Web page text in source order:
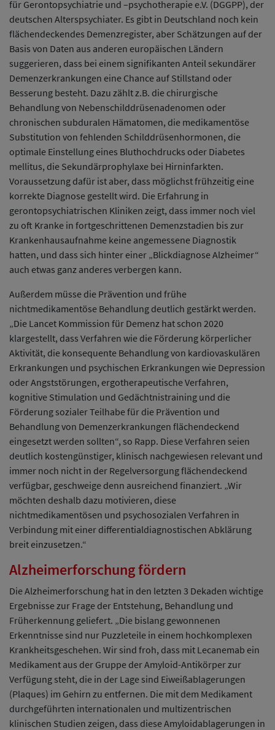
für Gerontopsychiatrie und –psychotherapie e.V. (DGGPP), der
deutschen Alterspsychiater. Es gibt in Deutschland noch kein
flächendeckendes Demenzregister, aber Schätzungen auf der
Basis von Daten aus anderen europäischen Ländern
suggerieren, dass bei einem signifikanten Anteil sekundärer
Demenzerkrankungen eine Chance auf Stillstand oder
Besserung besteht. Dazu zählt z.B. die chirurgische
Behandlung von Nebenschilddrüsenadenomen oder
chronischen subduralen Hämatomen, die medikamentöse
Substitution von fehlenden Schilddrüsenhormonen, die
optimale Einstellung eines Bluthochdrucks oder Diabetes
mellitus, die Sekundärprophylaxe bei Hirninfarkten.
Voraussetzung dafür ist aber, dass möglichst frühzeitig eine
korrekte Diagnose gestellt wird. Die Erfahrung in
gerontopsychiatrischen Kliniken zeigt, dass immer noch viel
zu oft Kranke in fortgeschrittenen Demenzstadien bis zur
Krankenhausaufnahme keine angemessene Diagnostik
hatten, und dass sich hinter einer „Blickdiagnose Alzheimer“
auch etwas ganz anderes verbergen kann.
Außerdem müsse die Prävention und frühe
nichtmedikamentöse Behandlung deutlich gestärkt werden.
„Die Lancet Kommission für Demenz hat schon 2020
klargestellt, dass Verfahren wie die Förderung körperlicher
Aktivität, die konsequente Behandlung von kardiovaskulären
Erkrankungen und psychischen Erkrankungen wie Depression
oder Angststörungen, ergotherapeutische Verfahren,
kognitive Stimulation und Gedächtnistraining und die
Förderung sozialer Teilhabe für die Prävention und
Behandlung von Demenzerkrankungen flächendeckend
eingesetzt werden sollten“, so Rapp. Diese Verfahren seien
deutlich kostengünstiger, klinisch nachgewiesen relevant und
immer noch nicht in der Regelversorgung flächendeckend
verfügbar, geschweige denn ausreichend finanziert. „Wir
möchten deshalb dazu motivieren, diese
nichtmedikamentösen und psychosozialen Verfahren in
Verbindung mit einer differentialdiagnostischen Abklärung
breit einzusetzen.“
Alzheimerforschung fördern
Die Alzheimerforschung hat in den letzten 3 Dekaden wichtige
Ergebnisse zur Frage der Entstehung, Behandlung und
Früherkennung geliefert. „Die bislang gewonnenen
Erkenntnisse sind nur Puzzleteile in einem hochkomplexen
Krankheitsgeschehen. Wir sind froh, dass mit Lecanemab ein
Medikament aus der Gruppe der Amyloid-Antikörper zur
Verfügung steht, die in der Lage sind Eiweißablagerungen
(Plaques) im Gehirn zu entfernen. Die mit dem Medikament
durchgeführten internationalen und multizentrischen
klinischen Studien zeigen, dass diese Amyloidablagerungen in